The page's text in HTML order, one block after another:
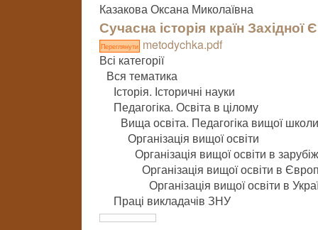
Казакова Оксана Миколаївна
Сучасна історія країн
Переглянути metodychka.pdf
Всі категорії
Вся тематика
Історія. Історичні науки
Педагогіка. Освіта в цілому
Вища освіта. Педагогіка вищої школи
Організація вищої освіти
Організація вищої освіти в
Організація вищої освіти в
Організація вищої освіти в
Праці викладачів ЗНУ